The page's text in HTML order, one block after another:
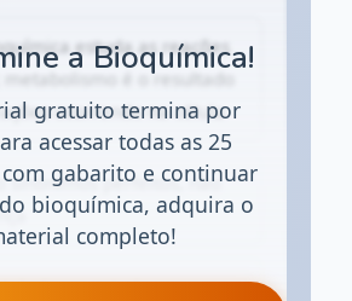
a Bioquímica!
gratuito termina por
acessar todas as 25
gabarito e continuar
bioquímica, adquira o
completo!
estuda as reações
metabolismo é o resultado
ocorrendo na célula
sinônimos perfeitos, não
estuda apenas